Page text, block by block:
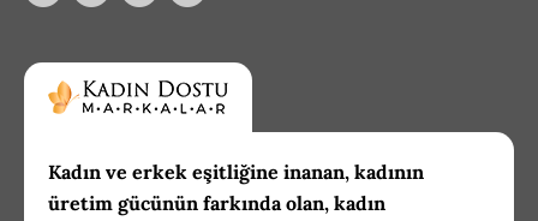
Kadın ve erkek eşitliğine inanan, kadının
üretim gücünün farkında olan, kadın